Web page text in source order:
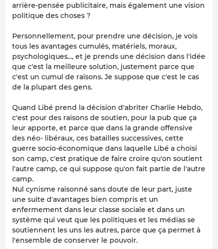
arrière-pensée publicitaire, mais également une vision
politique des choses ?
Personnellement, pour prendre une décision, je vois
tous les avantages cumulés, matériels, moraux,
psychologiques..., et je prends une décision dans l'idée
que c'est la meilleure solution, justement parce que
c'est un cumul de raisons. Je suppose que c'est le cas
de la plupart des gens.
Quand Libé prend la décision d'abriter Charlie Hebdo,
c'est pour des raisons de soutien, pour la pub que ça
leur apporte, et parce que dans la grande offensive
des néo- libéraux, ces batailles successives, cette
guerre socio-économique dans laquelle Libé a choisi
son camp, c'est pratique de faire croire qu'on soutient
l'autre camp, ce qui suppose qu'on fait partie de l'autre
camp.
Nul cynisme raisonné sans doute de leur part, juste
une suite d'avantages bien compris et un
enfermement dans leur classe sociale et dans un
système qui veut que les politiques et les médias se
soutiennent les uns les autres, parce que ça permet à
l'ensemble de conserver le pouvoir.